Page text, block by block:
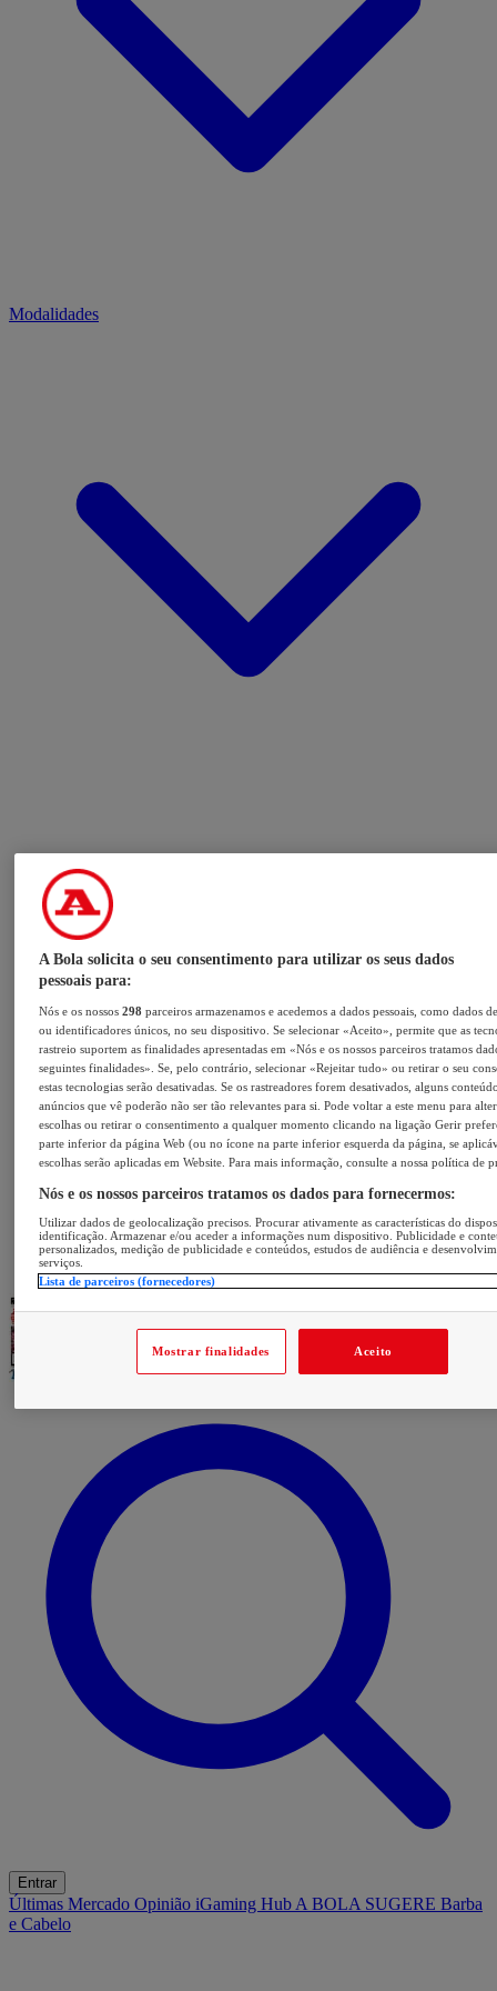
Modalidades
Entrar
Últimas Mercado Opinião iGaming Hub A BOLA SUGERE Barba
e Cabelo
A Bola solicita o seu consentimento para utilizar os seus dados
pessoais para:
Nós e os nossos298 parceiros armazenamos e acedemos a dados pessoais, como dados
ou identificadores únicos, no seu dispositivo. Se selecionar «Aceito», permite que as
rastreio suportem as finalidades apresentadas em «Nós e os nossos parceiros tratamos
seguintes finalidades». Se, pelo contrário, selecionar «Rejeitar tudo» ou retirar o seu
estas tecnologias serão desativadas. Se os rastreadores forem desativados, alguns
anúncios que vê poderão não ser tão relevantes para si. Pode voltar a este menu para
escolhas ou retirar o consentimento a qualquer momento clicando na ligação Gerir
parte inferior da página Web (ou no ícone na parte inferior esquerda da página, se
escolhas serão aplicadas em Website. Para mais informação, consulte a nossa política de
Nós e os nossos parceiros tratamos os dados para fornecermos:
Utilizar dados de geolocalização precisos. Procurar ativamente as características do
identificação. Armazenar e/ou aceder a informações num dispositivo. Publicidade e
personalizados, medição de publicidade e conteúdos, estudos de audiência e
serviços.
Lista de parceiros (fornecedores)
Mostrar finalidades Aceito